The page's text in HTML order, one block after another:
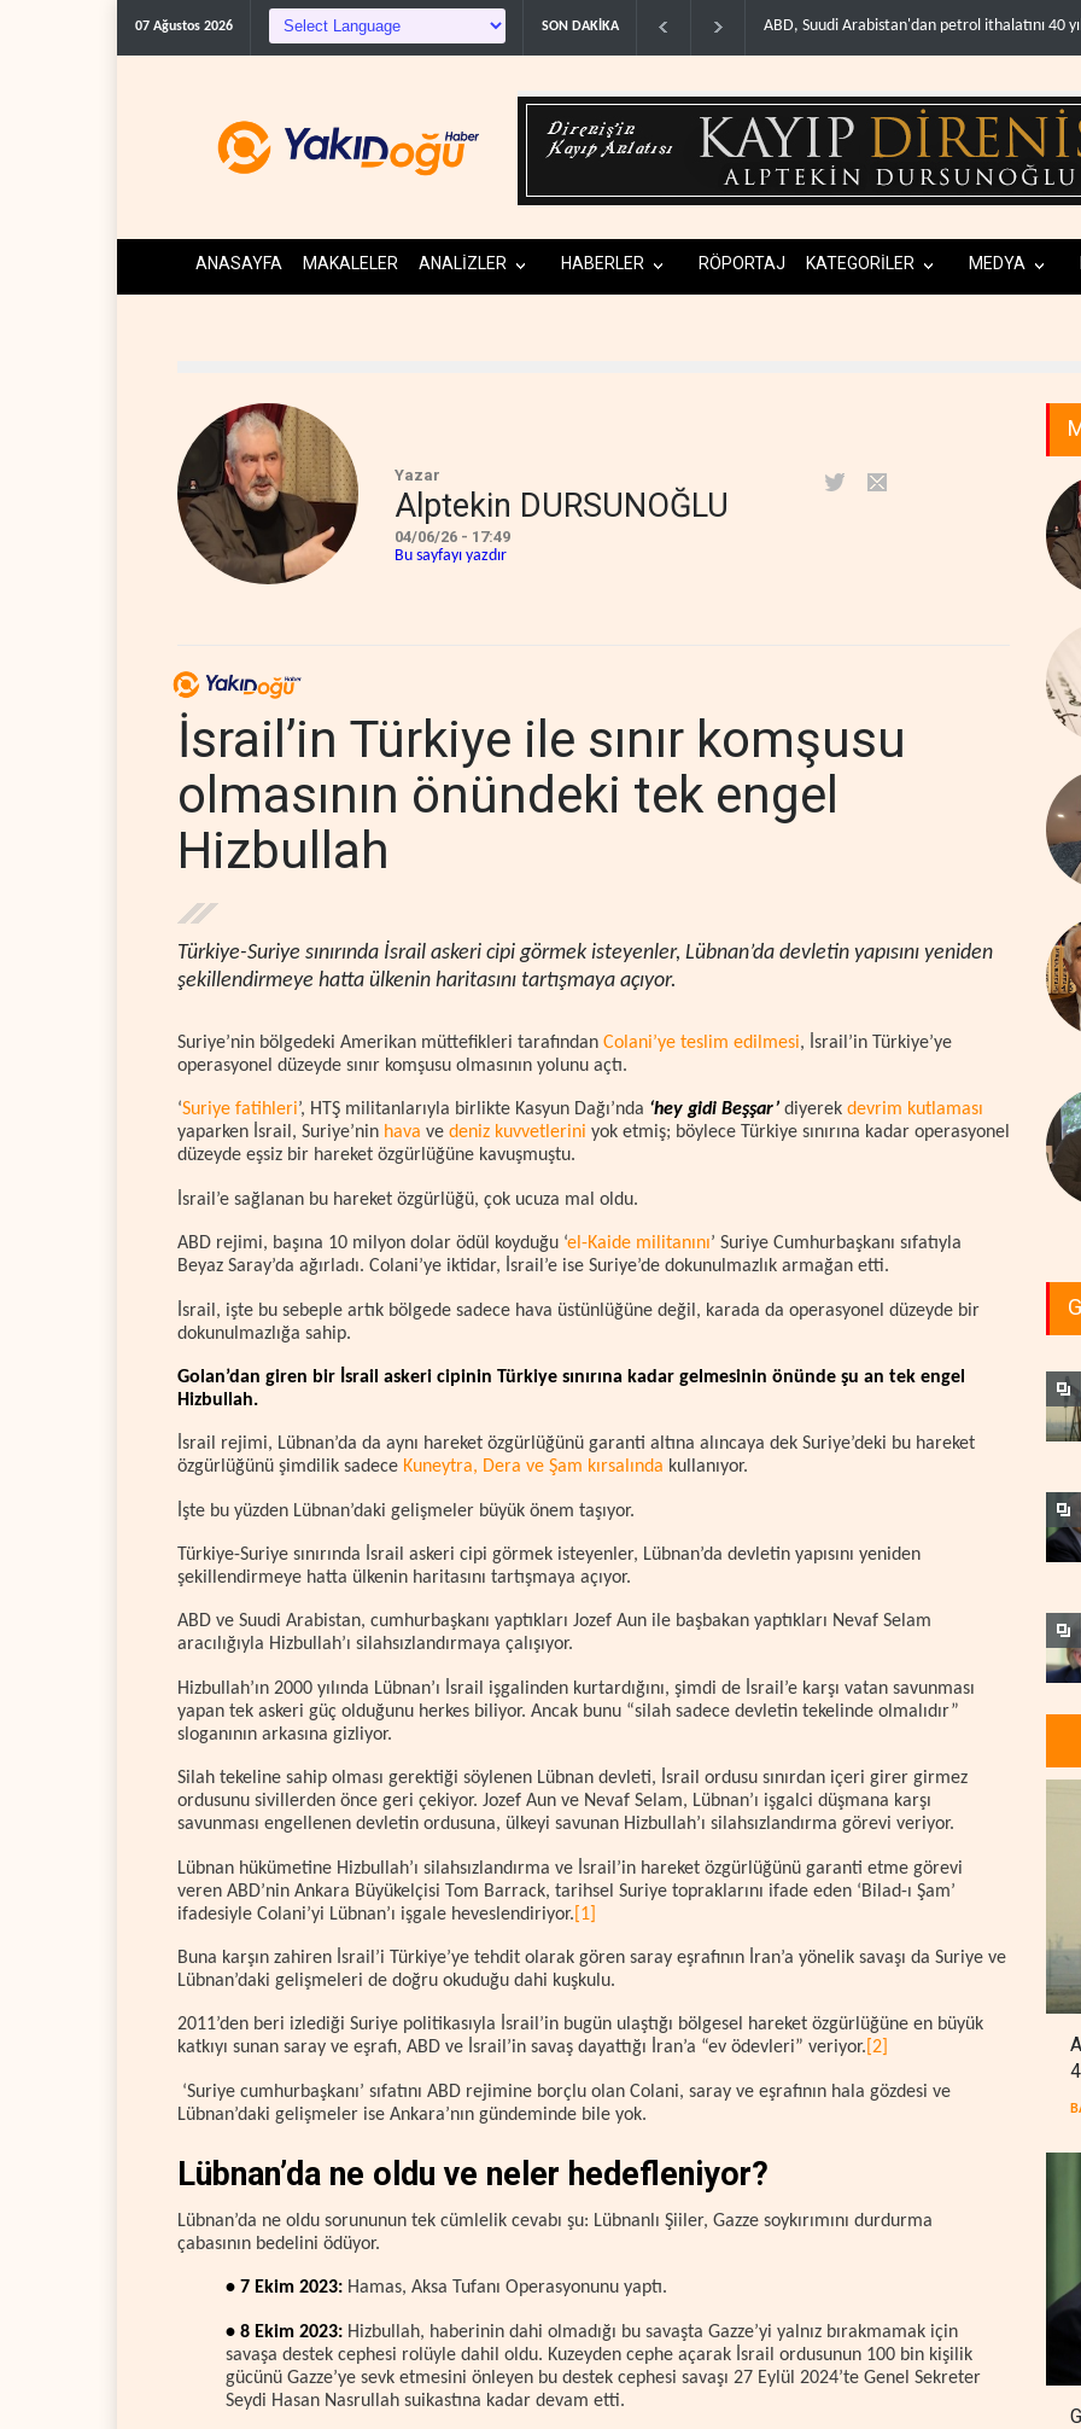
07 Ağustos 2026 SON DAKİKA Galibaf, Trump'ın tehdit ve müzakere
ANASAYFA MAKALELER ANALİZLER HABERLER RÖPORTAJ KATEGORİLER MEDYA
Yazar
Alptekin DURSUNOĞLU
04/06/26 - 17:49
Bu sayfayı yazdır
İsrail’in Türkiye ile sınır komşusu
olmasının önündeki tek engel
Hizbullah
Türkiye-Suriye sınırında İsrail askeri cipi görmek isteyenler, Lübnan’da devletin yapısını yeniden
şekillendirmeye hatta ülkenin haritasını tartışmaya açıyor.
Suriye’nin bölgedeki Amerikan müttefikleri tarafından Colani’ye teslim edilmesi, İsrail’in Türkiye’ye
operasyonel düzeyde sınır komşusu olmasının yolunu açtı.
‘Suriye fatihleri’, HTŞ militanlarıyla birlikte Kasyun Dağı’nda ‘hey gidi Beşşar’ diyerek devrim kutlaması
yaparken İsrail, Suriye’nin hava ve deniz kuvvetlerini yok etmiş; böylece Türkiye sınırına kadar operasyonel
düzeyde eşsiz bir hareket özgürlüğüne kavuşmuştu.
İsrail’e sağlanan bu hareket özgürlüğü, çok ucuza mal oldu.
ABD rejimi, başına 10 milyon dolar ödül koyduğu ‘el-Kaide militanını’ Suriye Cumhurbaşkanı sıfatıyla
Beyaz Saray’da ağırladı. Colani’ye iktidar, İsrail’e ise Suriye’de dokunulmazlık armağan etti.
İsrail, işte bu sebeple artık bölgede sadece hava üstünlüğüne değil, karada da operasyonel düzeyde bir
dokunulmazlığa sahip.
Golan’dan giren bir İsrail askeri cipinin Türkiye sınırına kadar gelmesinin önünde şu an tek engel
Hizbullah.
İsrail rejimi, Lübnan’da da aynı hareket özgürlüğünü garanti altına alıncaya dek Suriye’deki bu hareket
özgürlüğünü şimdilik sadece Kuneytra, Dera ve Şam kırsalında kullanıyor.
İşte bu yüzden Lübnan’daki gelişmeler büyük önem taşıyor.
Türkiye-Suriye sınırında İsrail askeri cipi görmek isteyenler, Lübnan’da devletin yapısını yeniden
şekillendirmeye hatta ülkenin haritasını tartışmaya açıyor.
ABD ve Suudi Arabistan, cumhurbaşkanı yaptıkları Jozef Aun ile başbakan yaptıkları Nevaf Selam
aracılığıyla Hizbullah’ı silahsızlandırmaya çalışıyor.
Hizbullah’ın 2000 yılında Lübnan’ı İsrail işgalinden kurtardığını, şimdi de İsrail’e karşı vatan savunması
yapan tek askeri güç olduğunu herkes biliyor. Ancak bunu “silah sadece devletin tekelinde olmalıdır”
sloganının arkasına gizliyor.
Silah tekeline sahip olması gerektiği söylenen Lübnan devleti, İsrail ordusu sınırdan içeri girer girmez
ordusunu sivillerden önce geri çekiyor. Jozef Aun ve Nevaf Selam, Lübnan’ı işgalci düşmana karşı
savunması engellenen devletin ordusuna, ülkeyi savunan Hizbullah’ı silahsızlandırma görevi veriyor.
Lübnan hükümetine Hizbullah’ı silahsızlandırma ve İsrail’in hareket özgürlüğünü garanti etme görevi
veren ABD’nin Ankara Büyükelçisi Tom Barrack, tarihsel Suriye topraklarını ifade eden ‘Bilad-ı Şam’
ifadesiyle Colani’yi Lübnan’ı işgale heveslendiriyor. [1]
Buna karşın zahiren İsrail’i Türkiye’ye tehdit olarak gören saray eşrafının İran’a yönelik savaşı da Suriye ve
Lübnan’daki gelişmeleri de doğru okuduğu dahi kuşkulu.
2011’den beri izlediği Suriye politikasıyla İsrail’in bugün ulaştığı bölgesel hareket özgürlüğüne en büyük
katkıyı sunan saray ve eşrafı, ABD ve İsrail’in savaş dayattığı İran’a “ev ödevleri” veriyor. [2]
‘Suriye cumhurbaşkanı’ sıfatını ABD rejimine borçlu olan Colani, saray ve eşrafının hala gözdesi ve
Lübnan’daki gelişmeler ise Ankara’nın gündeminde bile yok.
Lübnan’da ne oldu ve neler hedefleniyor?
Lübnan’da ne oldu sorununun tek cümlelik cevabı şu: Lübnanlı Şiiler, Gazze soykırımını durdurma
çabasının bedelini ödüyor.
• 7 Ekim 2023: Hamas, Aksa Tufanı Operasyonunu yaptı.
• 8 Ekim 2023: Hizbullah, haberinin dahi olmadığı bu savaşta Gazze’yi yalnız bırakmamak için
savaşa destek cephesi rolüyle dahil oldu. Kuzeyden cephe açarak İsrail ordusunun 100 bin kişilik
gücünü Gazze’ye sevk etmesini önleyen bu destek cephesi savaşı 27 Eylül 2024’te Genel Sekreter
Seydi Hasan Nasrullah suikastına kadar devam etti.